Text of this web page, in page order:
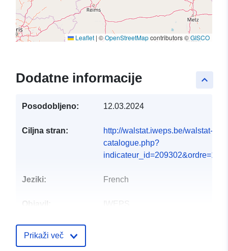
Leaflet | ©OpenStreetMapcontributors ©GISCO
keyboard_arrow_up
Dodatne informacije
Posodobljeno: 12.03.2024
Ciljna stran:
http://walstat.iweps.be/walstat-
catalogue.php?
indicateur_id=209302&ordre=1#
Jeziki: French
IWEPS
Kontaktne točke:
Prikaži več